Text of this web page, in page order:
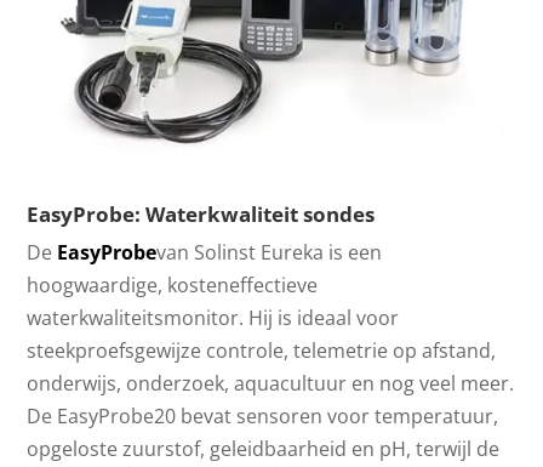
EasyProbe: Waterkwaliteit sondes
De EasyProbevan Solinst Eureka is een
hoogwaardige, kosteneffectieve
waterkwaliteitsmonitor. Hij is ideaal voor
steekproefsgewijze controle, telemetrie op afstand,
onderwijs, onderzoek, aquacultuur en nog veel meer.
De EasyProbe20 bevat sensoren voor temperatuur,
opgeloste zuurstof, geleidbaarheid en pH, terwijl de